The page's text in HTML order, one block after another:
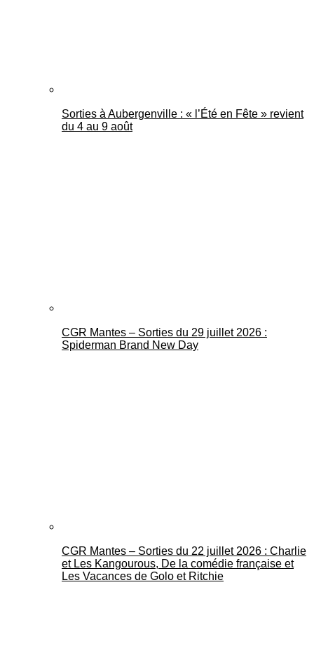
Sorties à Aubergenville : « l’Été en Fête » revient
du 4 au 9 août
CGR Mantes – Sorties du 29 juillet 2026 :
Spiderman Brand New Day
CGR Mantes – Sorties du 22 juillet 2026 : Charlie
et Les Kangourous, De la comédie française et
Les Vacances de Golo et Ritchie